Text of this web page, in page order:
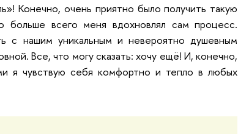
Конечно, очень приятно было получить такую
больше всего меня вдохновлял сам процесс.
с нашим уникальным и невероятно душевным
Все, что могу сказать: хочу ещё! И, конечно,
я чувствую себя комфортно и тепло в любых